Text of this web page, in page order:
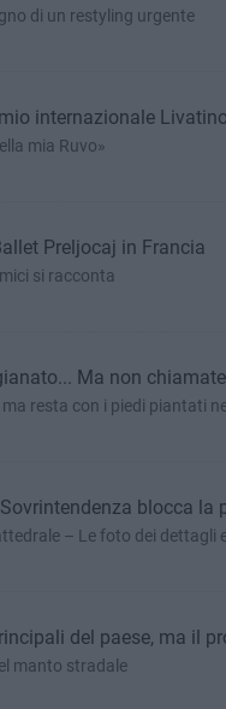
di un restyling urgente
internazionale Livatino
mia Ruvo»
Preljocaj in Francia
si racconta
Ma non
resta con i piedi piantati
Sovrintendenza blocca la
– Le foto dei dettagli
del paese, ma il
manto stradale